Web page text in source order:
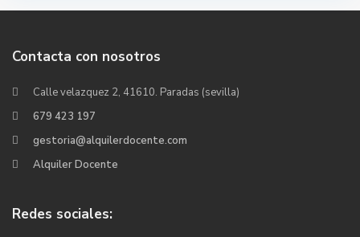
Contacta con nosotros
Calle velazquez 2, 41610. Paradas (sevilla)
679 423 197
gestoria@alquilerdocente.com
Alquiler Docente
Redes sociales: